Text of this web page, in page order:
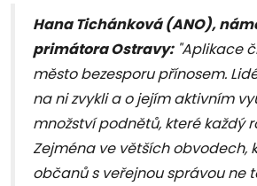
Hana Tichánková (ANO),
primátora Ostravy:"Aplikace
město bezesporu přínosem.
na ni zvykli a o jejím aktivním
množství podnětů, které každý
Zejména ve větších obvodech,
občanů s veřejnou správou ne